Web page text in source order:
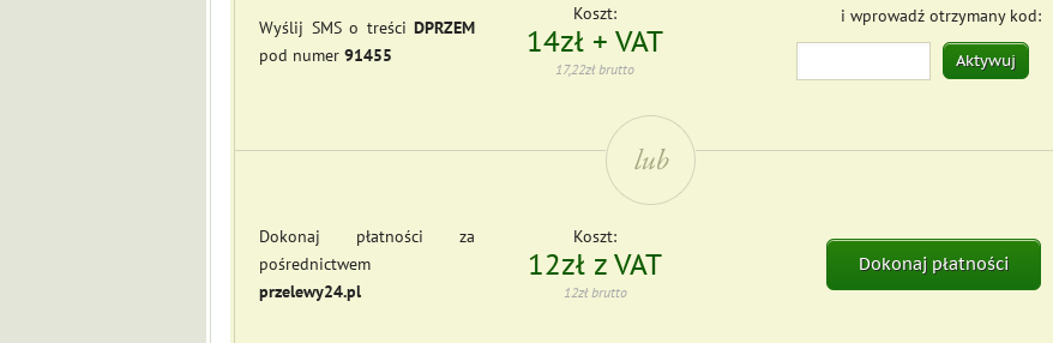
Wyślij SMS o treści DPRZEM
pod numer 91455
Koszt:
14zł + VAT
17,22zł brutto
i wprowadź otrzymany kod:
Aktywuj
Dokonaj płatności za
pośrednictwem
przelewy24.pl
Koszt:
12zł z VAT
12zł brutto
Dokonaj płatności